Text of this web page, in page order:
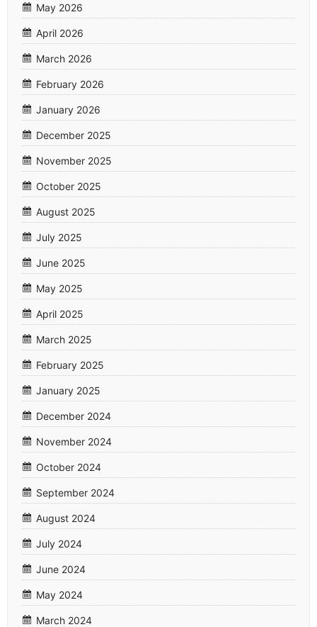
May 2026
April 2026
March 2026
February 2026
January 2026
December 2025
November 2025
October 2025
August 2025
July 2025
June 2025
May 2025
April 2025
March 2025
February 2025
January 2025
December 2024
November 2024
October 2024
September 2024
August 2024
July 2024
June 2024
May 2024
March 2024